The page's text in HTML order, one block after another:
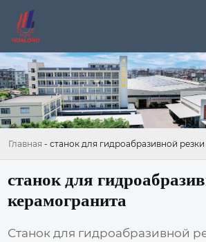
Главная - станок для гидроабразивной
станок для
керамогранита
Станок для гидроабразивной